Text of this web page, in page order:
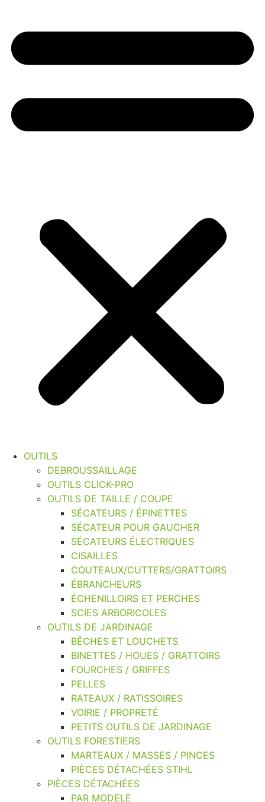
OUTILS
DEBROUSSAILLAGE
OUTILS CLICK-PRO
OUTILS DE TAILLE / COUPE
SÉCATEURS / ÉPINETTES
SÉCATEUR POUR GAUCHER
SÉCATEURS ÉLECTRIQUES
CISAILLES
COUTEAUX/CUTTERS/GRATTOIRS
ÉBRANCHEURS
ÉCHENILLOIRS ET PERCHES
SCIES ARBORICOLES
OUTILS DE JARDINAGE
BÊCHES ET LOUCHETS
BINETTES / HOUES / GRATTOIRS
FOURCHES / GRIFFES
PELLES
RATEAUX / RATISSOIRES
VOIRIE / PROPRETÉ
PETITS OUTILS DE JARDINAGE
OUTILS FORESTIERS
MARTEAUX / MASSES / PINCES
PIÈCES DÉTACHÉES STIHL
PIÈCES DÉTACHÉES
PAR MODELE